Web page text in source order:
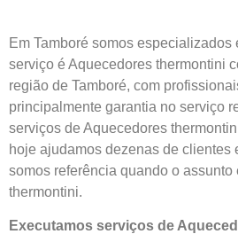
Em Tamboré somos
serviço é Aquecedores thermontini
região de Tamboré, com
principalmente garantia no serviço
serviços de Aquecedores
hoje ajudamos dezenas de clientes
somos referência quando o assunto
thermontini.
Executamos serviços de